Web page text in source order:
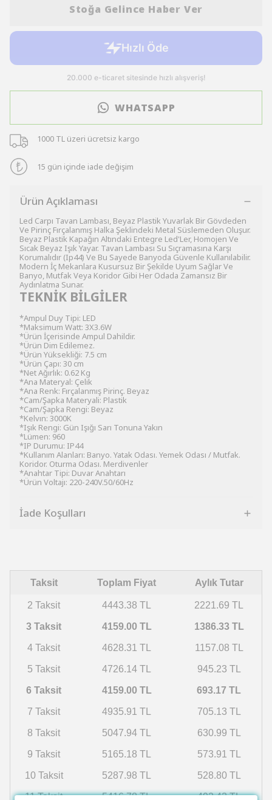
Stoğa Gelince Haber Ver
WHATSAPP
1000 TL üzeri ücretsiz kargo
15 gün içinde iade değişim
Ürün Açıklaması
Led Carpı Tavan Lambası, Beyaz Plastik Yuvarlak Bir Gövdeden
Ve Pirinç Fırçalanmış Halka Şeklindeki Metal Süslemeden Oluşur.
Beyaz Plastik Kapağın Altındaki Entegre Led'Ler, Homojen Ve
Sıcak Beyaz Işık Yayar. Tavan Lambası Su Sıçramasına Karşı
Korumalıdır (Ip44) Ve Bu Sayede Banyoda Güvenle Kullanılabilir.
Modern İç Mekanlara Kusursuz Bir Şekilde Uyum Sağlar Ve
Banyo, Mutfak Veya Koridor Gibi Her Odada Zamansız Bir
Aydınlatma Sunar.
TEKNİK BİLGİLER
*Ampul Duy Tipi: LED
*Maksimum Watt: 3X3.6W
*Ürün İçerisinde Ampul Dahildir.
*Ürün Dim Edilemez.
*Ürün Yüksekliği: 7.5 cm
*Ürün Çapı: 30 cm
*Net Ağırlık: 0.62 Kg
*Ana Materyal: Çelik
*Ana Renk: Fırçalanmış Pirinç. Beyaz
*Cam/Şapka Materyali: Plastik
*Cam/Şapka Rengi: Beyaz
*Kelvın: 3000K
*Işık Rengi: Gün Işığı Sarı Tonuna Yakın
*Lümen: 960
*IP Durumu: IP44
*Kullanım Alanları: Banyo. Yatak Odası. Yemek Odası / Mutfak.
Koridor. Oturma Odası. Merdivenler
*Anahtar Tipi: Duvar Anahtarı
*Ürün Voltajı: 220-240V.50/60Hz
İade Koşulları
Taksit Toplam Fiyat Aylık Tutar
2 Taksit 4443.38 TL 2221.69 TL
3 Taksit 4159.00 TL 1386.33 TL
4 Taksit 4628.31 TL 1157.08 TL
5 Taksit 4726.14 TL 945.23 TL
6 Taksit 4159.00 TL 693.17 TL
7 Taksit 4935.91 TL 705.13 TL
8 Taksit 5047.94 TL 630.99 TL
9 Taksit 5165.18 TL 573.91 TL
10 Taksit 5287.98 TL 528.80 TL
11 Taksit 5416.78 TL 492.43 TL